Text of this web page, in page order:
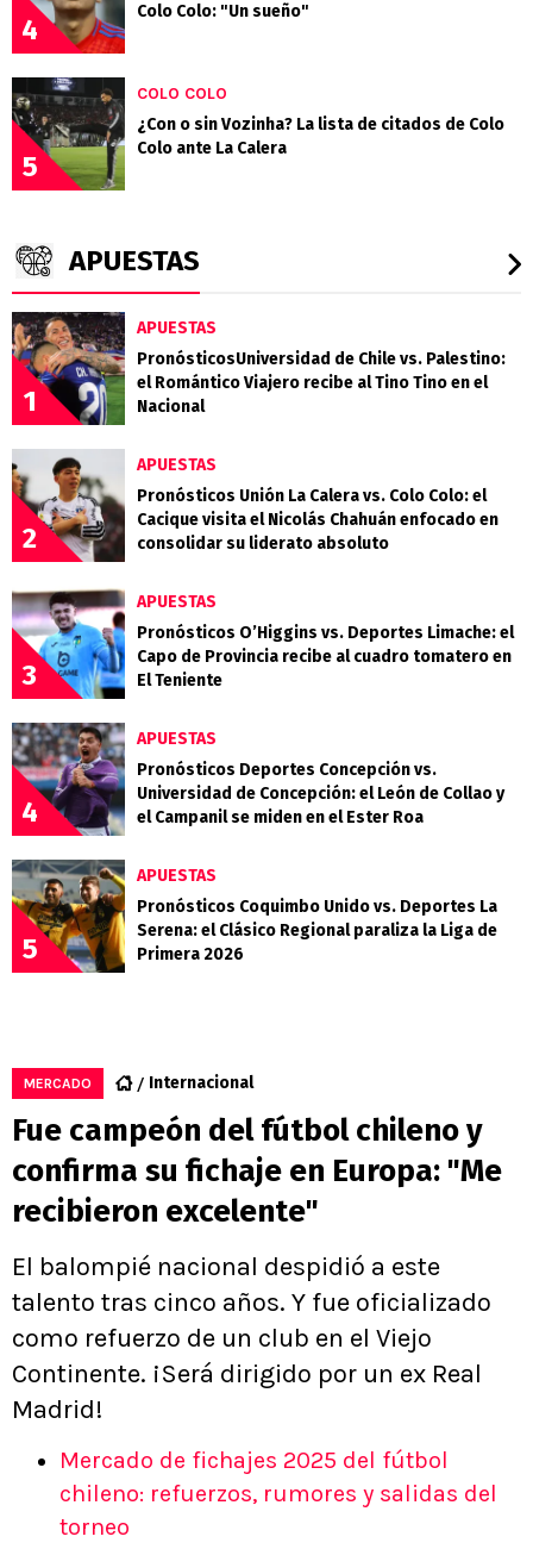
4
Colo Colo: "Un sueño"
5
COLO COLO
¿Con o sin Vozinha? La lista de citados de Colo
Colo ante La Calera
APUESTAS
1
APUESTAS
PronósticosUniversidad de Chile vs. Palestino:
el Romántico Viajero recibe al Tino Tino en el
Nacional
2
APUESTAS
Pronósticos Unión La Calera vs. Colo Colo: el
Cacique visita el Nicolás Chahuán enfocado en
consolidar su liderato absoluto
3
APUESTAS
Pronósticos O’Higgins vs. Deportes Limache: el
Capo de Provincia recibe al cuadro tomatero en
El Teniente
4
APUESTAS
Pronósticos Deportes Concepción vs.
Universidad de Concepción: el León de Collao y
el Campanil se miden en el Ester Roa
5
APUESTAS
Pronósticos Coquimbo Unido vs. Deportes La
Serena: el Clásico Regional paraliza la Liga de
Primera 2026
MERCADO Internacional
Fue campeón del fútbol chileno y
confirma su fichaje en Europa: "Me
recibieron excelente"
El balompié nacional despidió a este
talento tras cinco años. Y fue oficializado
como refuerzo de un club en el Viejo
Continente. ¡Será dirigido por un ex Real
Madrid!
Mercado de fichajes 2025 del fútbol
chileno: refuerzos, rumores y salidas del
torneo